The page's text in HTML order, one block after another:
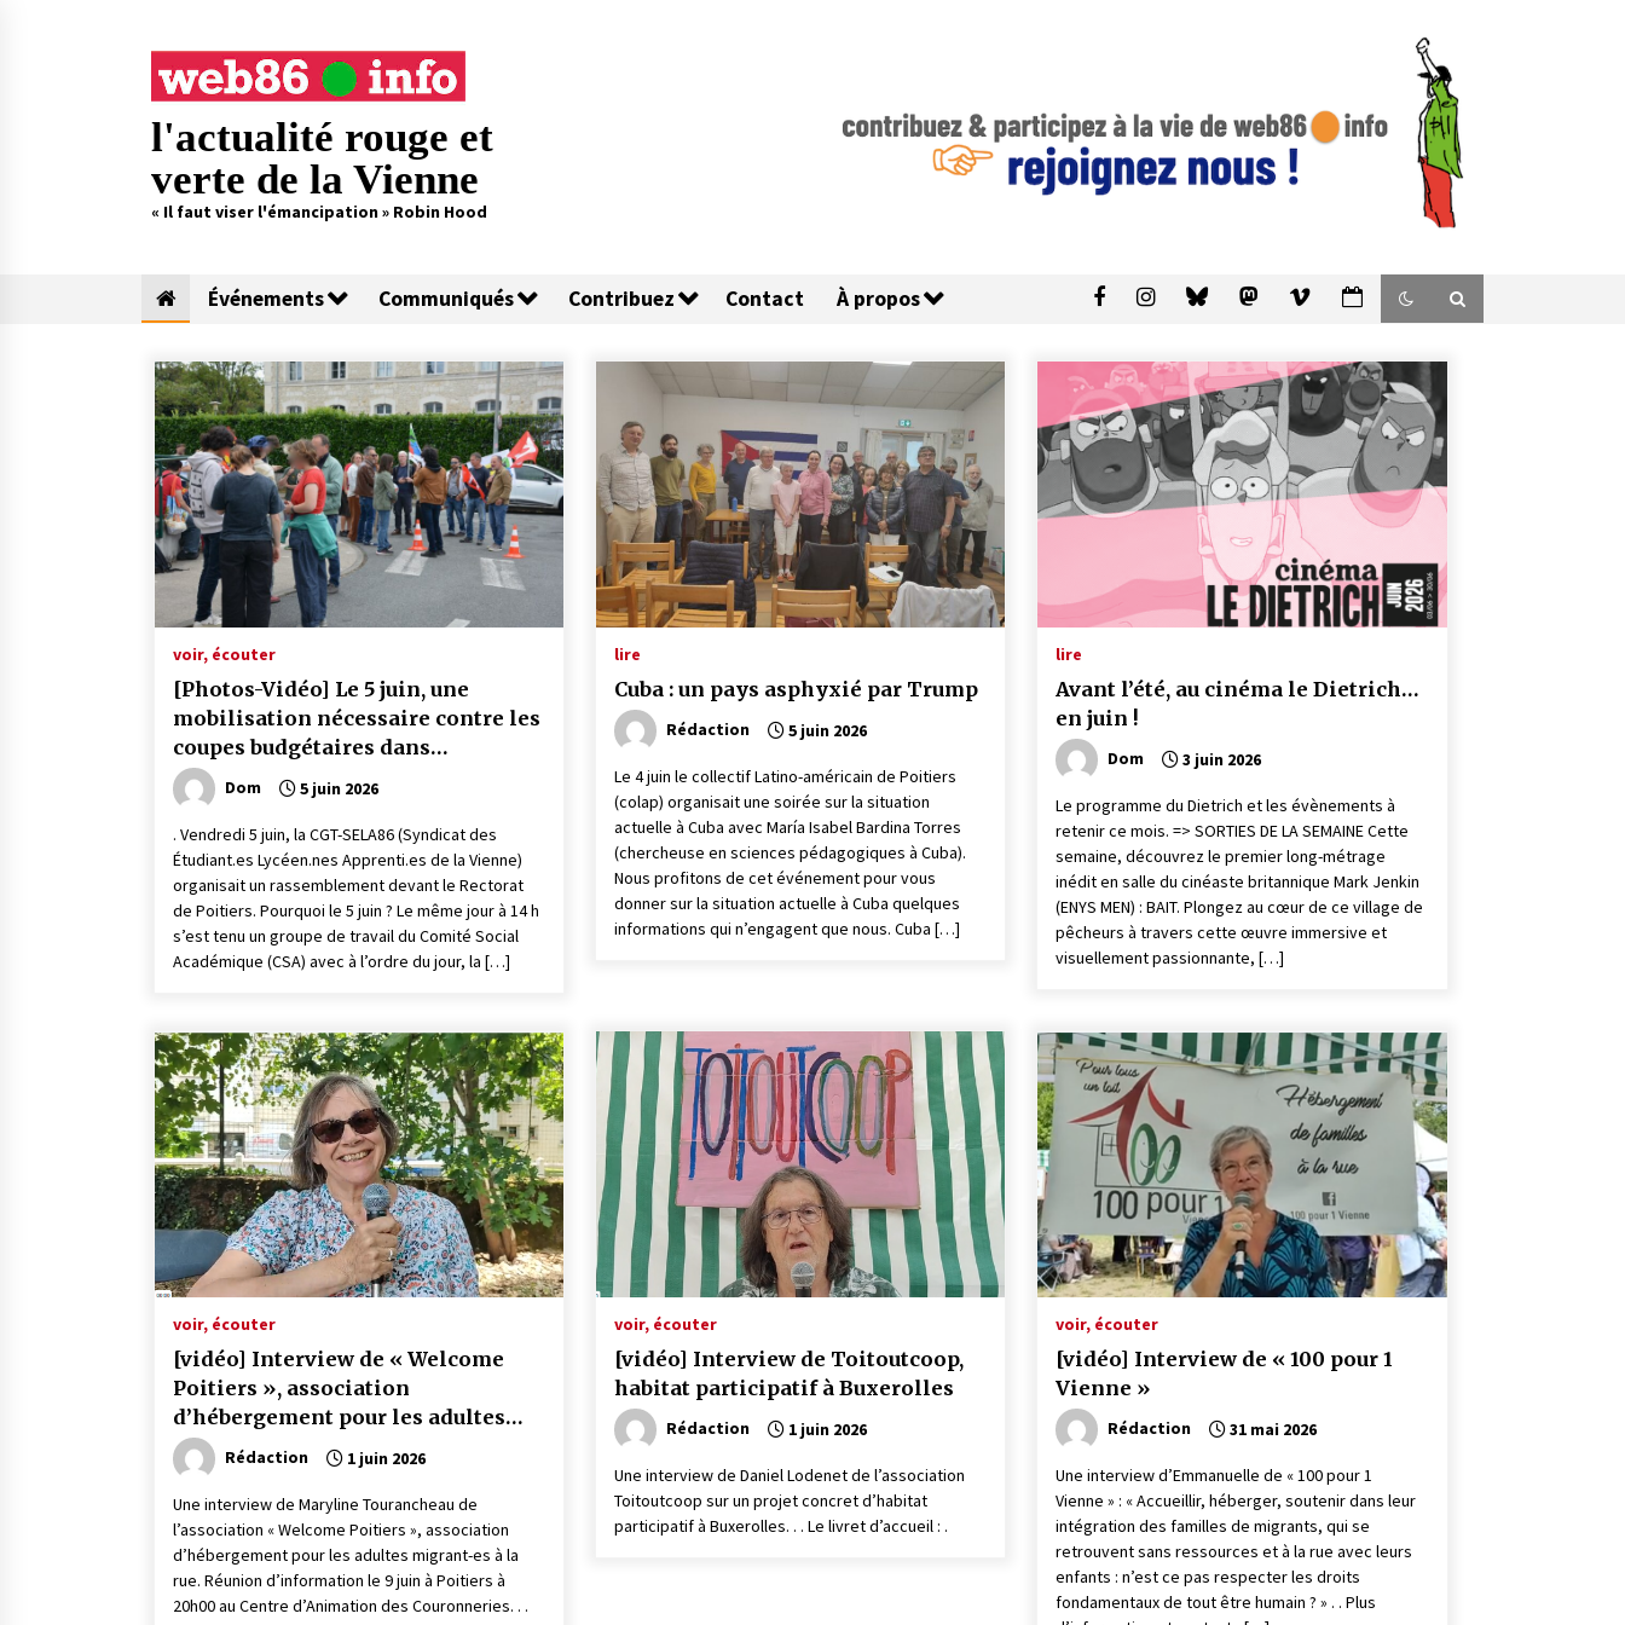
l'actualité rouge et
verte de la Vienne
« Il faut viser l'émancipation » Robin Hood
Événements Communiqués Contribuez Contact À propos
voir, écouter
[Photos-Vidéo] Le 5 juin, une
mobilisation nécessaire contre les
coupes budgétaires dans
l’Education Nationale !
Dom 5 juin 2026
. Vendredi 5 juin, la CGT-SELA86 (Syndicat des
Étudiant.es Lycéen.nes Apprenti.es de la Vienne)
organisait un rassemblement devant le Rectorat
de Poitiers. Pourquoi le 5 juin ? Le même jour à 14 h
s’est tenu un groupe de travail du Comité Social
Académique (CSA) avec à l’ordre du jour, la […]
lire
Cuba : un pays asphyxié par Trump
Rédaction 5 juin 2026
Le 4 juin le collectif Latino-américain de Poitiers
(colap) organisait une soirée sur la situation
actuelle à Cuba avec María Isabel Bardina Torres
(chercheuse en sciences pédagogiques à Cuba).
Nous profitons de cet événement pour vous
donner sur la situation actuelle à Cuba quelques
informations qui n’engagent que nous. Cuba […]
lire
Avant l’été, au cinéma le Dietrich…
en juin !
Dom 3 juin 2026
Le programme du Dietrich et les évènements à
retenir ce mois. => SORTIES DE LA SEMAINE Cette
semaine, découvrez le premier long-métrage
inédit en salle du cinéaste britannique Mark Jenkin
(ENYS MEN) : BAIT. Plongez au cœur de ce village de
pêcheurs à travers cette œuvre immersive et
visuellement passionnante, […]
voir, écouter
[vidéo] Interview de « Welcome
Poitiers », association
d’hébergement pour les adultes
migrant-es à la rue
Rédaction 1 juin 2026
Une interview de Maryline Tourancheau de
l’association « Welcome Poitiers », association
d’hébergement pour les adultes migrant-es à la
rue. Réunion d’information le 9 juin à Poitiers à
20h00 au Centre d’Animation des Couronneries. . .
voir, écouter
[vidéo] Interview de Toitoutcoop,
habitat participatif à Buxerolles
Rédaction 1 juin 2026
Une interview de Daniel Lodenet de l’association
Toitoutcoop sur un projet concret d’habitat
participatif à Buxerolles. . . Le livret d’accueil : .
voir, écouter
[vidéo] Interview de « 100 pour 1
Vienne »
Rédaction 31 mai 2026
Une interview d’Emmanuelle de « 100 pour 1
Vienne » : « Accueillir, héberger, soutenir dans leur
intégration des familles de migrants, qui se
retrouvent sans ressources et à la rue avec leurs
enfants : n’est ce pas respecter les droits
fondamentaux de tout être humain ? » . . Plus